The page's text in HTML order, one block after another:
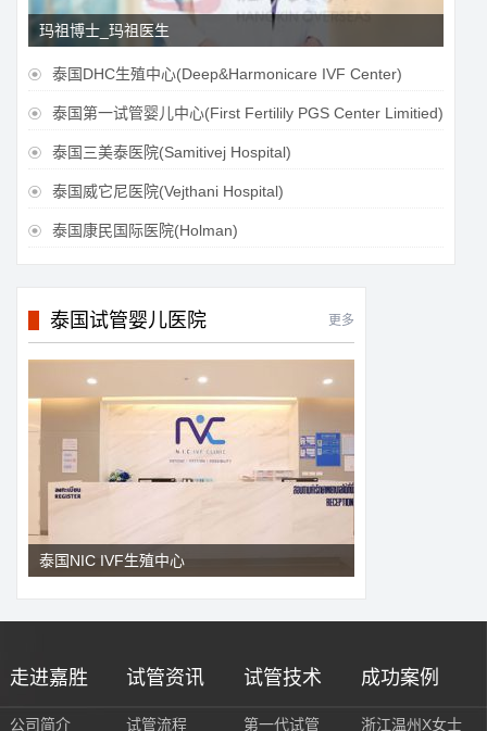
玛祖博士_玛祖医生
 泰国DHC生殖中心(Deep&Harmonicare IVF Center)
 泰国第一试管婴儿中心(First Fertilily PGS Center Limitied)
 泰国三美泰医院(Samitivej Hospital)
 泰国威它尼医院(Vejthani Hospital)
 泰国康民国际医院(Holman)
泰国试管婴儿医院 更多
泰国NIC IVF生殖中心
走进嘉胜
公司简介
试管资讯
试管流程
试管技术
第一代试管
成功案例
浙江温州X女士